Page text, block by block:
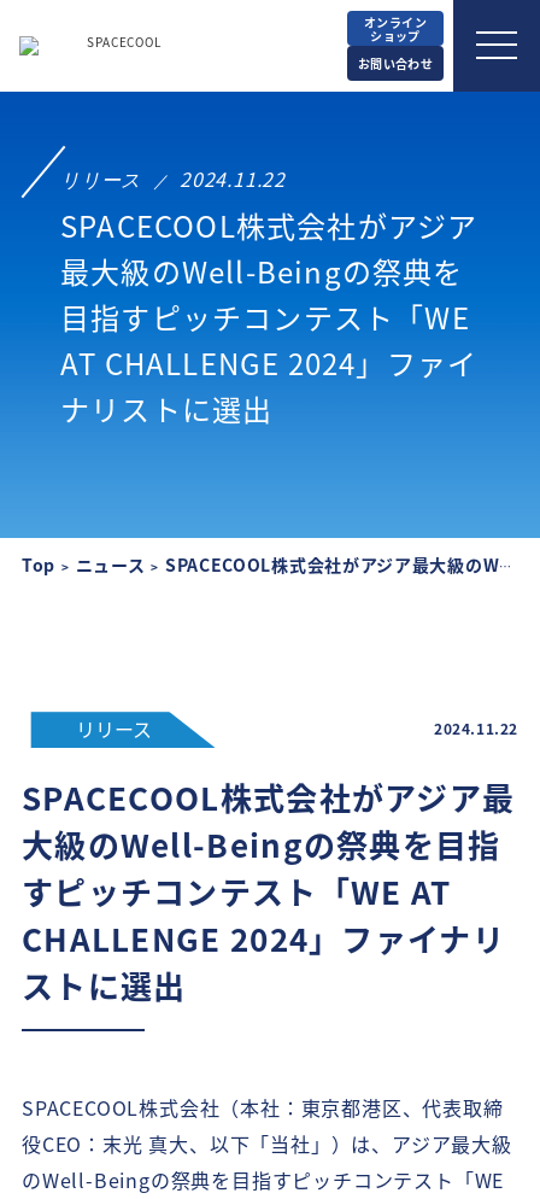
オンライン
ショップ
お問い合わせ
リリース 2024.11.22
SPACECOOL株式会社がアジア
最大級のWell-Beingの祭典を
目指すピッチコンテスト「WE
AT CHALLENGE 2024」ファイ
ナリストに選出
Top ニュース SPACECOOL株式会社がアジア最大級のWell-Beingの祭典を目指すピッチコンテスト「WE AT CHALLENGE 2024」ファイナリストに選出
リリース 2024.11.22
SPACECOOL株式会社がアジア最
大級のWell-Beingの祭典を目指
すピッチコンテスト「WE AT
CHALLENGE 2024」ファイナリ
ストに選出
SPACECOOL株式会社（本社：東京都港区、代表取締
役CEO：末光 真大、以下「当社」）は、アジア最大級
のWell-Beingの祭典を目指すピッチコンテスト「WE